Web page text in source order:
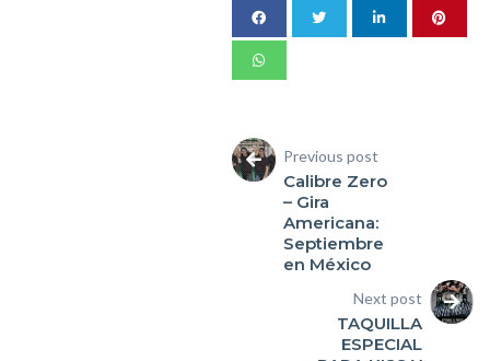
Previous post
Calibre Zero
– Gira
Americana:
Septiembre
en México
Next post
TAQUILLA
ESPECIAL